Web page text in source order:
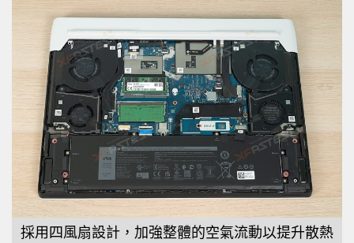
採用四風扇設計，加強整體的空氣流動以提升散熱